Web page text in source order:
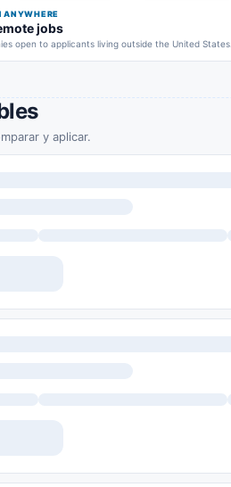
ANYWHERE
jobs
open to applicants living outside the United States.
y aplicar.